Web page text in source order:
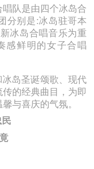
队是由四个冰岛合
分别是:冰岛驻哥本
冰岛合唱音乐为重
感鲜明的女子合唱
岛圣诞颂歌、现代
的经典曲目，为即
与喜庆的气氛。